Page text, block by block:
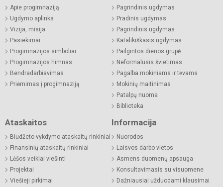
Apie progimnaziją
Ugdymo aplinka
Vizija, misija
Pasiekimai
Progimnazijos simboliai
Progimnazijos himnas
Bendradarbiavimas
Priėmimas į progimnaziją
Pagrindinis ugdymas
Pradinis ugdymas
Pagrindinis ugdymas
Katalikiškasis ugdymas
Pailgintos dienos grupė
Neformalusis švietimas
Pagalba mokiniams ir tėvams
Mokinių maitinimas
Patalpų nuoma
Biblioteka
Ataskaitos
Biudžeto vykdymo ataskaitų rinkiniai
Finansinių ataskaitų rinkiniai
Lėšos veiklai viešinti
Projektai
Viešieji pirkimai
Informacija
Nuorodos
Laisvos darbo vietos
Asmens duomenų apsauga
Konsultavimasis su visuomene
Dažniausiai užduodami klausimai